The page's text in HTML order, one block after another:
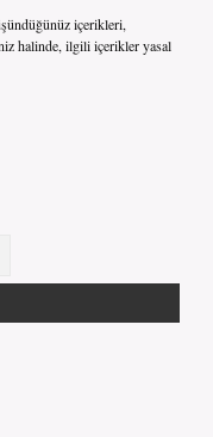
içerikleri,
halinde, ilgili içerikler yasal